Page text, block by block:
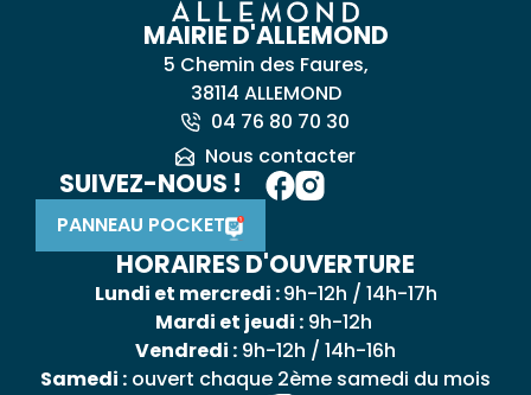
MAIRIE D'ALLEMOND
5 Chemin des Faures,
38114 ALLEMOND
04 76 80 70 30
Nous contacter
SUIVEZ-NOUS !
PANNEAU POCKET
HORAIRES D'OUVERTURE
Lundi et mercredi :9h-12h / 14h-17h
Mardi et jeudi :9h-12h
Vendredi : 9h-12h / 14h-16h
Samedi : ouvert chaque 2ème samedi du mois